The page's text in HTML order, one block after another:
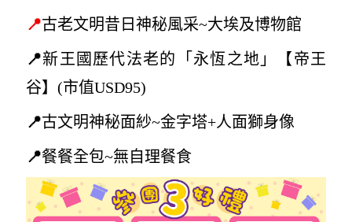
📍古老文明昔日神秘風采~大埃及博物館
📍新王國歷代法老的「永恆之地」【帝王
谷】(市值USD95)
📍古文明神秘面紗~金字塔+人面獅身像
📍餐餐全包~無自理餐食